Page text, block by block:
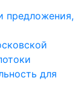
предложения,
для